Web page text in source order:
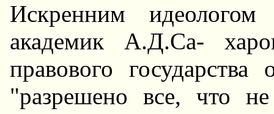
Искренним
академик А.Д.Са-
правового
"разрешено все, что